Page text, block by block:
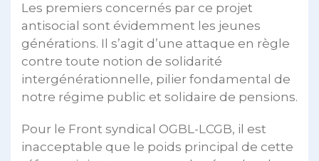
Les premiers concernés par ce projet
antisocial sont évidemment les jeunes
générations. Il s’agit d’une attaque en règle
contre toute notion de solidarité
intergénérationnelle, pilier fondamental de
notre régime public et solidaire de pensions.
Pour le Front syndical OGBL-LCGB, il est
inacceptable que le poids principal de cette